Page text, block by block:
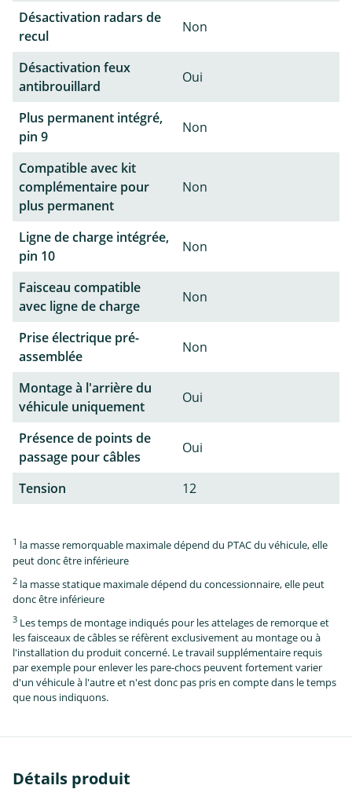
Désactivation radars de
recul
Non
Désactivation feux
antibrouillard
Oui
Plus permanent intégré,
pin 9
Non
Compatible avec kit
complémentaire pour
plus permanent
Non
Ligne de charge intégrée,
pin 10
Non
Faisceau compatible
avec ligne de charge
Non
Prise électrique pré-
assemblée
Non
Montage à l'arrière du
véhicule uniquement
Oui
Présence de points de
passage pour câbles
Oui
Tension 12
1 la masse remorquable maximale dépend du PTAC du véhicule, elle
peut donc être inférieure
2 la masse statique maximale dépend du concessionnaire, elle peut
donc être inférieure
3 Les temps de montage indiqués pour les attelages de remorque et
les faisceaux de câbles se réfèrent exclusivement au montage ou à
l'installation du produit concerné. Le travail supplémentaire requis
par exemple pour enlever les pare-chocs peuvent fortement varier
d'un véhicule à l'autre et n'est donc pas pris en compte dans le temps
que nous indiquons.
Détails produit